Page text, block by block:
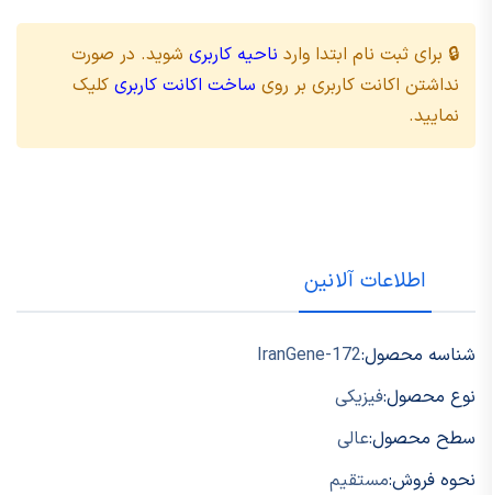
🔒 برای ثبت نام ابتدا وارد ناحیه کاربری شوید. در صورت
نداشتن اکانت کاربری بر روی ساخت اکانت کاربری کلیک
نمایید.
اطلاعات آلانین
شناسه محصول:IranGene-172
نوع محصول:فیزیکی
سطح محصول:عالی
نحوه فروش:مستقیم